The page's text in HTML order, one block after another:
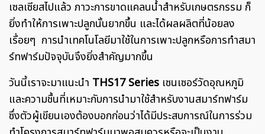
เซลเซียสไปแล้ว ภาวะการขาดแคลนน้ำสำหรับเกษตรกรรม ก็
ยิ่งทำให้การเพาะปลูกนั้นยากขึ้น และได้ผลผลิตที่น้อยลง
เรื่อยๆ การนำเทคโนโลยีมาใช้ในการเพาะปลูกหรือการทำสมา
ร์ทฟาร์มปัจจุบันจึงยิ่งสำคัญมากขึ้น
วันนี้เราจะมาแนะนำ THS17 Series เซนเซอร์วัดอุณหภูมิ
และความชื้นที่เหมาะกับการนำมาใช้สำหรับงานสมาร์ทฟาร์ม
ซึ่งตัวผู้เขียนเองต้องบอกก่อนว่าได้มีประสบการณ์ในการร่วม